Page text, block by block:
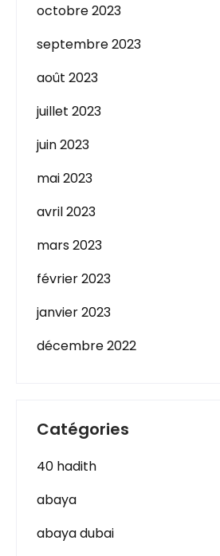
octobre 2023
septembre 2023
août 2023
juillet 2023
juin 2023
mai 2023
avril 2023
mars 2023
février 2023
janvier 2023
décembre 2022
Catégories
40 hadith
abaya
abaya dubai